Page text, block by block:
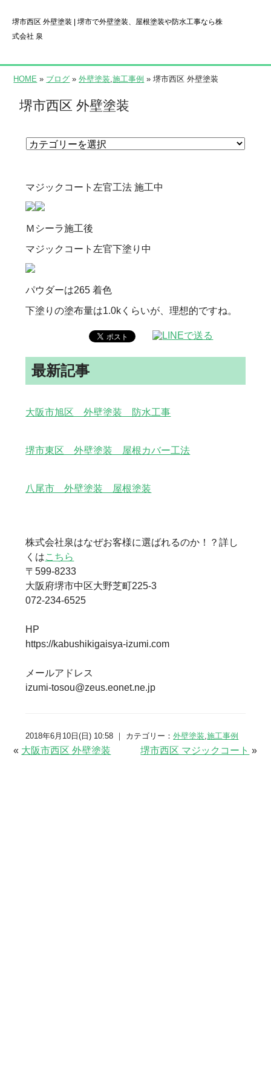
堺市西区 外壁塗装 | 堺市で外壁塗装、屋根塗装や防水工事なら株
式会社 泉
HOME » ブログ »外壁塗装,施工事例 » 堺市西区 外壁塗装
堺市西区 外壁塗装
マジックコート左官工法 施工中
Ｍシーラ施工後
マジックコート左官下塗り中
パウダーは265 着色
下塗りの塗布量は1.0kくらいが、理想的ですね。
最新記事
大阪市旭区 外壁塗装 防水工事
堺市東区 外壁塗装 屋根カバー工法
八尾市 外壁塗装 屋根塗装
株式会社泉はなぜお客様に選ばれるのか！？詳し
くはこちら
〒599-8233
大阪府堺市中区大野芝町225-3
072-234-6525
HP
https://kabushikigaisya-izumi.com
メールアドレス
izumi-tosou@zeus.eonet.ne.jp
2018年6月10日(日) 10:58 ｜ カテゴリー：外壁塗装,施工事例
« 大阪市西区 外壁塗装 堺市西区 マジックコート »